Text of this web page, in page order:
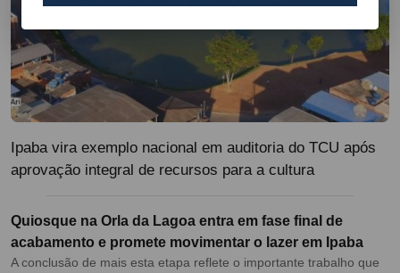
Ipaba vira exemplo nacional em auditoria do TCU após
aprovação integral de recursos para a cultura
Quiosque na Orla da Lagoa entra em fase final de
acabamento e promete movimentar o lazer em Ipaba
A conclusão de mais esta etapa reflete o importante trabalho que